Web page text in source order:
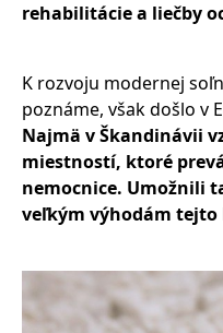
rehabilitácie a liečby
K rozvoju modernej
poznáme, však došlo v
Najmä v Škandinávii
miestností, ktoré
nemocnice. Umožnili
veľkým výhodám tejto